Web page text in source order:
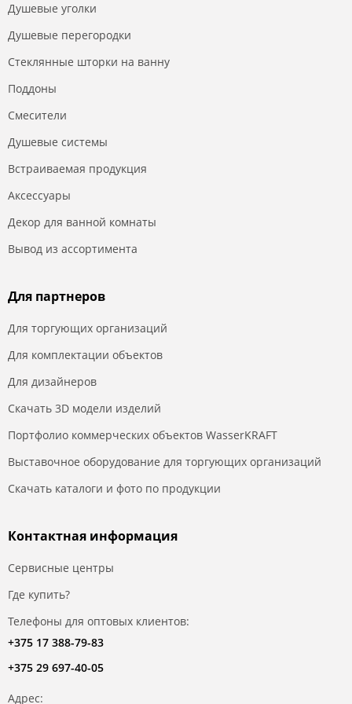
Душевые уголки
Душевые перегородки
Стеклянные шторки на ванну
Поддоны
Смесители
Душевые системы
Встраиваемая продукция
Аксессуары
Декор для ванной комнаты
Вывод из ассортимента
Для партнеров
Для торгующих организаций
Для комплектации объектов
Для дизайнеров
Скачать 3D модели изделий
Портфолио коммерческих объектов WasserKRAFT
Выставочное оборудование для торгующих организаций
Скачать каталоги и фото по продукции
Контактная информация
Сервисные центры
Где купить?
Телефоны для оптовых клиентов:
+375 17 388-79-83
+375 29 697-40-05
Адрес: